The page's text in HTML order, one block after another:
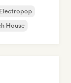
Electropop
House